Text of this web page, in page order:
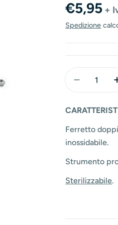
Prezzo
normale
€5,95 +
Spedizione
Ferretto
inossidabile.
Strumento
Sterilizzabile.